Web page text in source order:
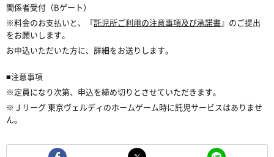
関係者受付（Bゲート）
※料金のお支払いと、『託児所ご利用の注意事項及び承諾書』のご提出
をお願いします。
お申込いただいた方に、詳細をお送りします。
■注意事項
※定員になり次第、申込を締め切りとさせていただきます。
※Ｊリーグ 東京ヴェルディのホームゲーム時に託児サービスはありませ
ん。